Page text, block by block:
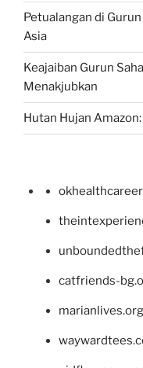
Petualangan di
Asia
Keajaiban Gurun
Menakjubkan
Hutan Hujan
catfriends-
marianlives.org